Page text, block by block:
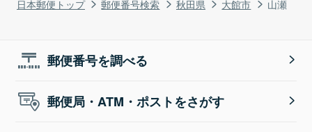
日本郵便トップ 郵便番号検索 秋田県 大館市 山瀬
郵便番号を調べる
郵便局・ATM・ポストをさがす